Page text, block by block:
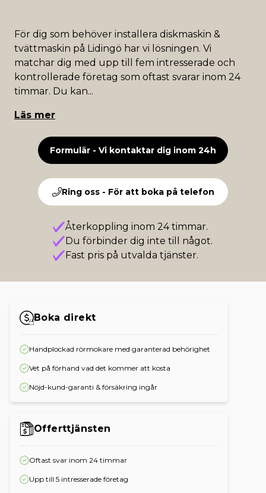
För dig som behöver installera diskmaskin &
tvättmaskin på Lidingö har vi lösningen. Vi
matchar dig med upp till fem intresserade och
kontrollerade företag som oftast svarar inom 24
timmar. Du kan...
Läs mer
Formulär - Vi kontaktar dig inom 24h
Ring oss - För att boka på telefon
Återkoppling inom 24 timmar.
Du förbinder dig inte till något.
Fast pris på utvalda tjänster.
Boka direkt
Handplockad rörmokare med garanterad behörighet
Vet på förhand vad det kommer att kosta
Nöjd-kund-garanti & försäkring ingår
Offerttjänsten
Oftast svar inom 24 timmar
Upp till 5 intresserade företag